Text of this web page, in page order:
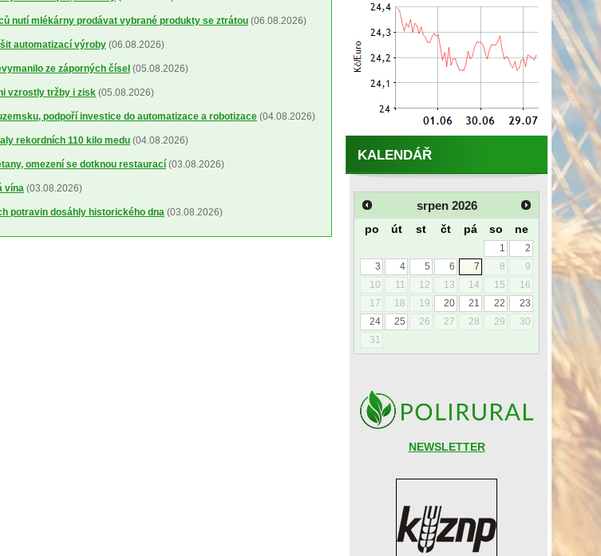
nutí mlékárny prodávat vybrané produkty se ztrátou (06.08.2026)
automatizací výroby (06.08.2026)
ze záporných čísel (05.08.2026)
vzrostly tržby i zisk (05.08.2026)
podpoří investice do automatizace a robotizace (04.08.2026)
rekordních 110 kilo medu (04.08.2026)
omezení se dotknou restaurací (03.08.2026)
vína (03.08.2026)
potravin dosáhly historického dna (03.08.2026)
KALENDÁŘ
srpen 2026
po út st čt pá so ne
1
2
3
4 5 6 7 8
9
10
11 12 13 14 15
16
17
18 19 20 21 22
23
24
25 26 27 28 29
30
31
NEWSLETTER